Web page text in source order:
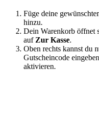
Füge deine
hinzu.
Dein Warenkorb öffnet
aufZur Kasse.
Oben rechts kannst du
Gutscheincode
aktivieren.